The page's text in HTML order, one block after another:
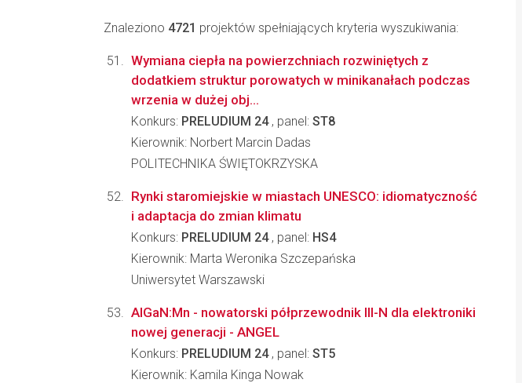
Znaleziono 4721 projektów spełniających kryteria wyszukiwania:
Wymiana ciepła na powierzchniach rozwiniętych z
dodatkiem struktur porowatych w minikanałach podczas
wrzenia w dużej obj...
Konkurs: PRELUDIUM 24, panel: ST8
Kierownik: Norbert Marcin Dadas
POLITECHNIKA ŚWIĘTOKRZYSKA
Rynki staromiejskie w miastach UNESCO: idiomatyczność
i adaptacja do zmian klimatu
Konkurs: PRELUDIUM 24, panel: HS4
Kierownik: Marta Weronika Szczepańska
Uniwersytet Warszawski
AlGaN:Mn - nowatorski półprzewodnik III-N dla elektroniki
nowej generacji - ANGEL
Konkurs: PRELUDIUM 24, panel: ST5
Kierownik: Kamila Kinga Nowak